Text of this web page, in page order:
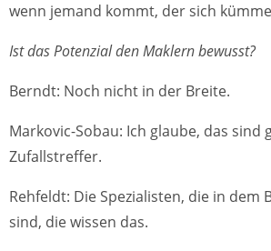
wenn jemand kommt, der sich
Ist das Potenzial den Maklern bewusst?
Berndt: Noch nicht in der Breite.
Markovic-Sobau: Ich glaube, das sind
Zufallstreffer.
Rehfeldt: Die Spezialisten, die in dem
sind, die wissen das.